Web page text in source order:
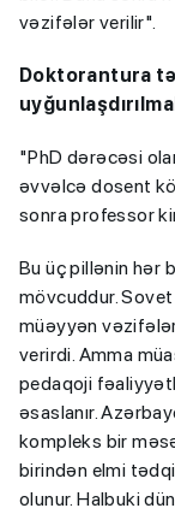
vəzifələr verilir".
Doktorantura
"PhD dərəcəsi
əvvəlcə dosent
sonra professor
Bu üç pillənin hər
mövcuddur.
müəyyən
verirdi. Amma
pedaqoji
əsaslanır.
kompleks bir
birindən elmi
olunur. Halbuki